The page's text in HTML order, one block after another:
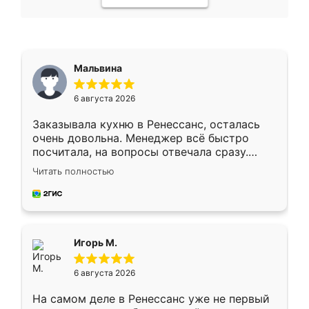
Мальвина
6 августа 2026
Заказывала кухню в Ренессанс, осталась
очень довольна. Менеджер всё быстро
посчитала, на вопросы отвечала сразу.
Замерщик приехал в субботу, подошёл к
делу со всей ответственностью. Собрали
за день, ребята работали аккуратно, даже
Читать полностью
Игорь М.
6 августа 2026
На самом деле в Ренессанс уже не первый